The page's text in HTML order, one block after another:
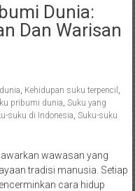
Dunia:
Dan Warisan
Kehidupan suku terpencil
pribumi dunia Suku yang
suku di Indonesia Suku-suku
wawasan yang
tradisi manusia. Setiap
cara hidup